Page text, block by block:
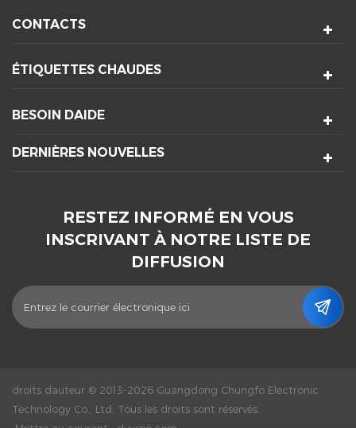
CONTACTS
ÉTIQUETTES CHAUDES
BESOIN DAIDE
DERNIÈRES NOUVELLES
RESTEZ INFORMÉ EN VOUS
INSCRIVANT À NOTRE LISTE DE
DIFFUSION
droits dauteur © 2013-2026 Guangdong Chungfo Electronic
Technology Co., Ltd. Tous les droits sont réservés.